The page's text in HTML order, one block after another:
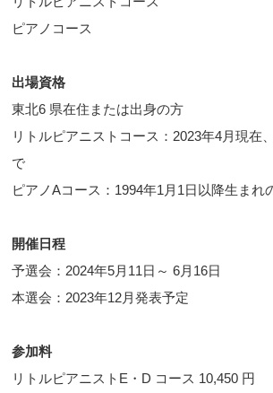
ピアノコース
出場資格
東北6 県在住または出身の方
リトルピアニストコース：2023年4月現在
で
ピアノAコース：1994年1月1日以降生まれ
開催日程
予選会：2024年5月11日～ 6月16日
本選会：2023年12月発表予定
参加料
リトルピアニストE・D コース 10,450 円